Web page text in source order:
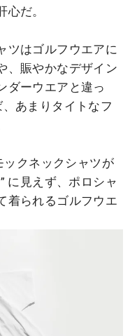
だ。
ツはゴルフウエアに
、賑やかなデザイン
ダーウエアと違っ
あまりタイトなフ
ックネックシャツが
に見えず、ポロシャ
着られるゴルフウエ